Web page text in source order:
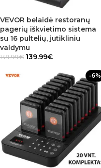
VEVOR belaidė restoranų
pagerių iškvietimo sistema
su 16 pultelių, jutikliniu
valdymu
149.99€ 139.99€
-6%